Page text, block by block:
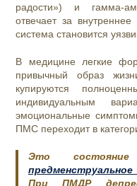
радости») и гамма-
отвечает за
система становится
В медицине легкие
привычный образ
купируются
индивидуальным
эмоциональные
ПМС переходит в
Это
При ПМДР